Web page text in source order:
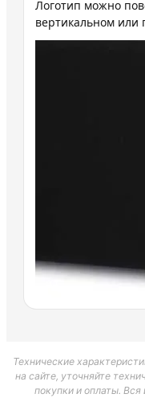
Логотип можно
вертикальном или
Технические
на сайте, уточняйте
покупки и оплаты. Вся